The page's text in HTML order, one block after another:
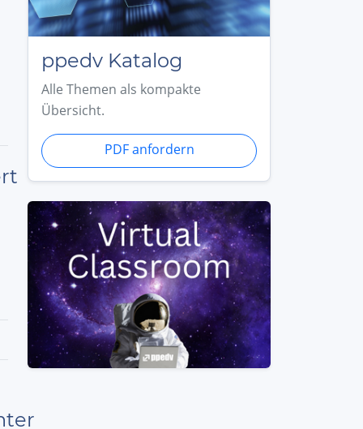
ppedv Katalog
Alle Themen als kompakte
Übersicht.
PDF anfordern